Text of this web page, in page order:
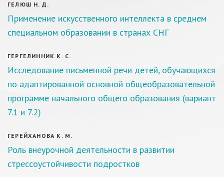
ГЕЛЮШ Н. Д.
Применение искусственного интеллекта в среднем
специальном образовании в странах СНГ
ГЕРГЕЛИННИК К. С.
Исследование письменной речи детей, обучающихся
по адаптированной основной общеобразовательной
программе начального общего образования (вариант
7.1 и 7.2)
ГЕРЕЙХАНОВА К. М.
Роль внеурочной деятельности в развитии
стрессоустойчивости подростков